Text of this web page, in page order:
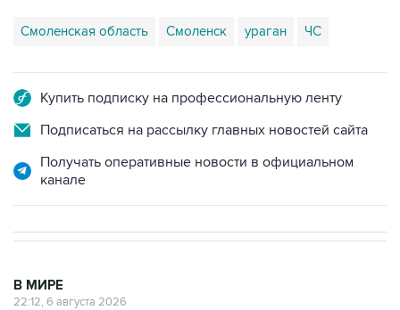
Смоленская область Смоленск ураган ЧС
Купить подписку на профессиональную ленту
Подписаться на рассылку главных новостей сайта
Получать оперативные новости в официальном
канале
В МИРЕ
22:12, 6 августа 2026